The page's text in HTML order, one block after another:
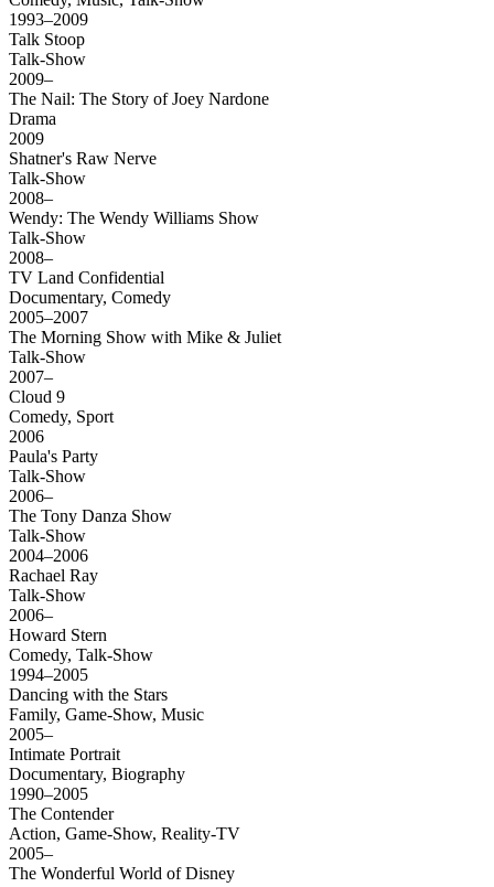
1993–2009
Talk Stoop
Talk-Show
2009–
The Nail: The Story of Joey Nardone
Drama
2009
Shatner's Raw Nerve
Talk-Show
2008–
Wendy: The Wendy Williams Show
Talk-Show
2008–
TV Land Confidential
Documentary, Comedy
2005–2007
The Morning Show with Mike & Juliet
Talk-Show
2007–
Cloud 9
Comedy, Sport
2006
Paula's Party
Talk-Show
2006–
The Tony Danza Show
Talk-Show
2004–2006
Rachael Ray
Talk-Show
2006–
Howard Stern
Comedy, Talk-Show
1994–2005
Dancing with the Stars
Family, Game-Show, Music
2005–
Intimate Portrait
Documentary, Biography
1990–2005
The Contender
Action, Game-Show, Reality-TV
2005–
The Wonderful World of Disney